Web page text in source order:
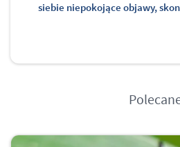
siebie niepokojące objawy,